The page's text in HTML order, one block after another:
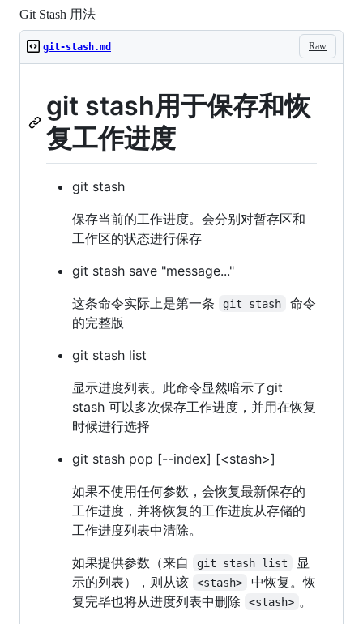
Git Stash 用法
Raw
git-stash.md
git stash用于保存和恢
复工作进度
git stash
保存当前的工作进度。会分别对暂存区和
工作区的状态进行保存
git stash save "message..."
这条命令实际上是第一条
git stash
命令
的完整版
git stash list
显示进度列表。此命令显然暗示了git
stash 可以多次保存工作进度，并用在恢复
时候进行选择
git stash pop [--index] [<stash>]
如果不使用任何参数，会恢复最新保存的
工作进度，并将恢复的工作进度从存储的
工作进度列表中清除。
如果提供参数（来自
git stash list
显
示的列表），则从该
<stash>
中恢复。恢
复完毕也将从进度列表中删除
<stash> 。